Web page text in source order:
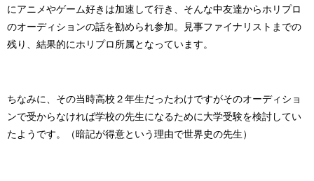
にアニメやゲーム好きは加速して行き、そんな中友達からホリプロ
のオーディションの話を勧められ参加。見事ファイナリストまでの
残り、結果的にホリプロ所属となっています。
ちなみに、その当時高校２年生だったわけですがそのオーディショ
ンで受からなければ学校の先生になるために大学受験を検討してい
たようです。（暗記が得意という理由で世界史の先生）